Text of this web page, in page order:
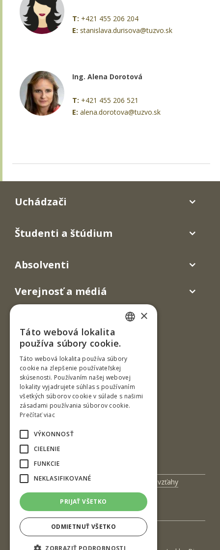
T: +421 455 206 204
E: stanislava.durisova@tuzvo.sk
Ing. Alena Dorotová
T: +421 455 206 521
E: alena.dorotova@tuzvo.sk
Ul. T. G. Masaryka 24
960 01 Zvolen
Uchádzači
Študenti a štúdium
Absolventi
Verejnosť a médiá
Univerzitný magazín
Medzinárodné vzťahy
Veda a výskum
Zamestnanci
Kontakt
×
Táto webová lokalita
používa súbory cookie.
Táto webová lokalita používa súbory
cookie na zlepšenie používateľskej
skúsenosti. Používaním našej webovej
lokality vyjadrujete súhlas s používaním
všetkých súborov cookie v súlade s našimi
zásadami používania súborov cookie.
Prečítať viac
VÝKONNOSŤ
CIELENIE
FUNKCIE
NEKLASIFIKOVANÉ
PRIJAŤ VŠETKO
ODMIETNUŤ VŠETKO
ZOBRAZIŤ PODROBNOSTI